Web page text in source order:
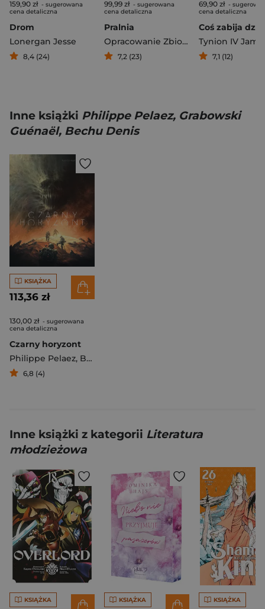
159,90 zł - sugerowana
cena detaliczna
Drom
Lonergan Jesse
8,4 (24)
99,99 zł - sugerowana
cena detaliczna
Pralnia
Opracowanie Zbiorowe
7,2 (23)
69,90 zł -
cena detaliczna
Tynion IV
7,1 (12)
Inne książki Philippe Pelaez, Grabowski
Guénaël, Bechu Denis
KSIĄŻKA
113,36 zł
130,00 zł - sugerowana
cena detaliczna
Czarny horyzont
Philippe Pelaez, Benjamin Blasco-Martinez
6,8 (4)
Inne książki z kategorii Literatura
młodzieżowa
KSIĄŻKA KSIĄŻKA KSIĄŻKA